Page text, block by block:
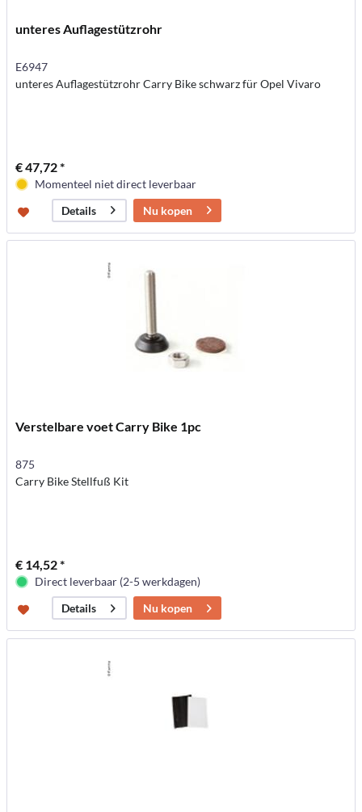
unteres Auflagestützrohr
E6947
unteres Auflagestützrohr Carry Bike schwarz für Opel Vivaro
€ 47,72 *
Momenteel niet direct leverbaar
Details
Nu kopen
Verstelbare voet Carry Bike 1pc
875
Carry Bike Stellfuß Kit
€ 14,52 *
Direct leverbaar (2-5 werkdagen)
Details
Nu kopen